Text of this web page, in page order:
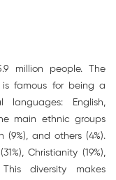
million people. The
is famous for being a
English,
main ethnic groups
(9%), and others (4%).
Christianity (19%),
diversity makes